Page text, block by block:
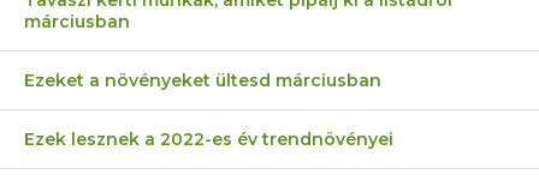
márciusban
Ezeket a növényeket ültesd márciusban
Ezek lesznek a 2022-es év trendnövényei